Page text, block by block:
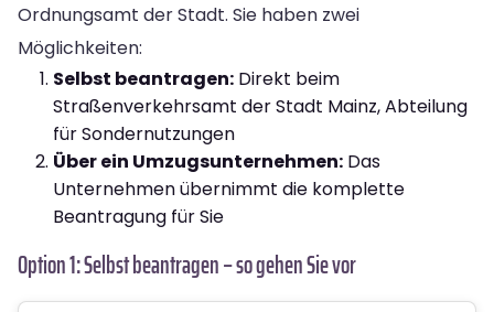
Ordnungsamt der Stadt. Sie haben zwei
Möglichkeiten:
Selbst beantragen: Direkt beim
Straßenverkehrsamt der Stadt Mainz, Abteilung
für Sondernutzungen
Über ein Umzugsunternehmen: Das
Unternehmen übernimmt die komplette
Beantragung für Sie
Option 1: Selbst beantragen – so gehen Sie vor